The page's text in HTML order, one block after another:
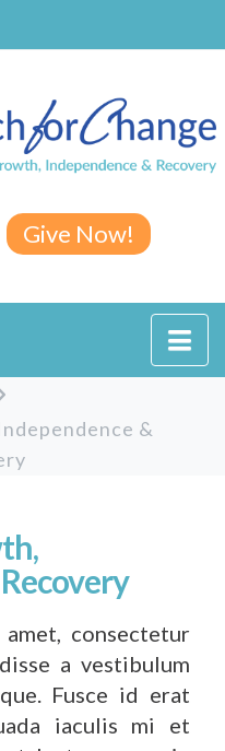
Give Now!
&
consectetur
a vestibulum
Fusce id erat
iaculis mi et